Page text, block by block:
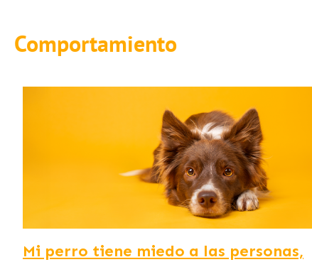
Comportamiento
Mi perro tiene miedo a las personas,